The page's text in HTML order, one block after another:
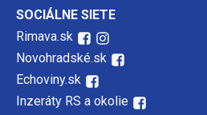
SOCIÁLNE SIETE
Rimava.sk
Novohradské.sk
Echoviny.sk
Inzeráty RS a okolie